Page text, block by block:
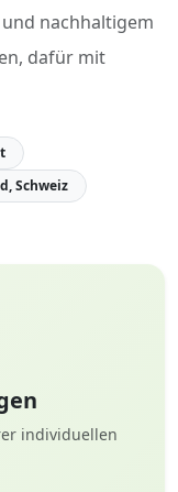
nachhaltigem
dafür mit
Schweiz
individuellen